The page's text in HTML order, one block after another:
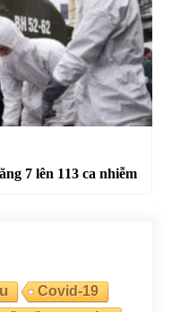
7 lên 113 ca nhiễm
Covid-19